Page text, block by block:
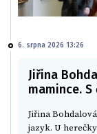
6. srpna 2026 13:26
Jiřina
mamince.
Jiřina
jazyk. U